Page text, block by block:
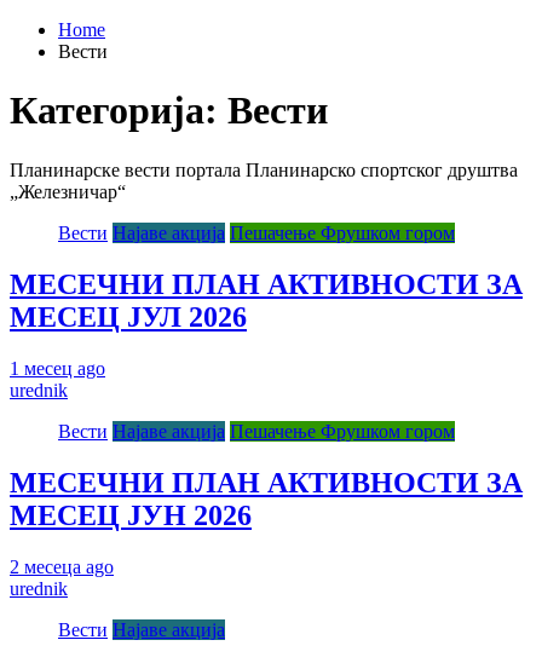
Home
Вести
Категорија: Вести
Планинарске вести портала Планинарско спортског друштва
„Железничар“
Вести Најаве акција Пешачење Фрушком гором
МЕСЕЧНИ ПЛАН АКТИВНОСТИ ЗА
МЕСЕЦ ЈУЛ 2026
1 месец ago
urednik
Вести Најаве акција Пешачење Фрушком гором
МЕСЕЧНИ ПЛАН АКТИВНОСТИ ЗА
МЕСЕЦ ЈУН 2026
2 месеца ago
urednik
Вести Најаве акција